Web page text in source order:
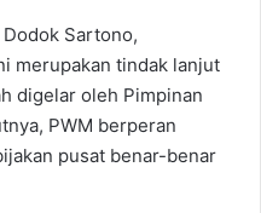
Sartono,
merupakan tindak lanjut
digelar oleh Pimpinan
PWM berperan
pusat benar-benar